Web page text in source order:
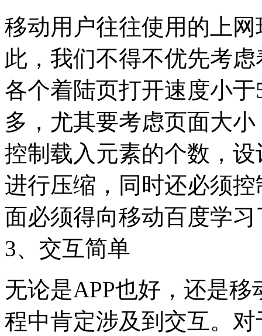
移动用户往往使用的上
此，我们不得不优先考
各个着陆页打开速度小
多，尤其要考虑页面大
控制载入元素的个数，
进行压缩，同时还必须
面必须得向移动百度学习
3、交互简单
无论是APP也好，还是
程中肯定涉及到交互。